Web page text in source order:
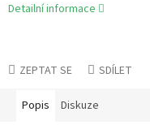
Detailní informace
ZEPTAT SE SDÍLET
Popis Diskuze